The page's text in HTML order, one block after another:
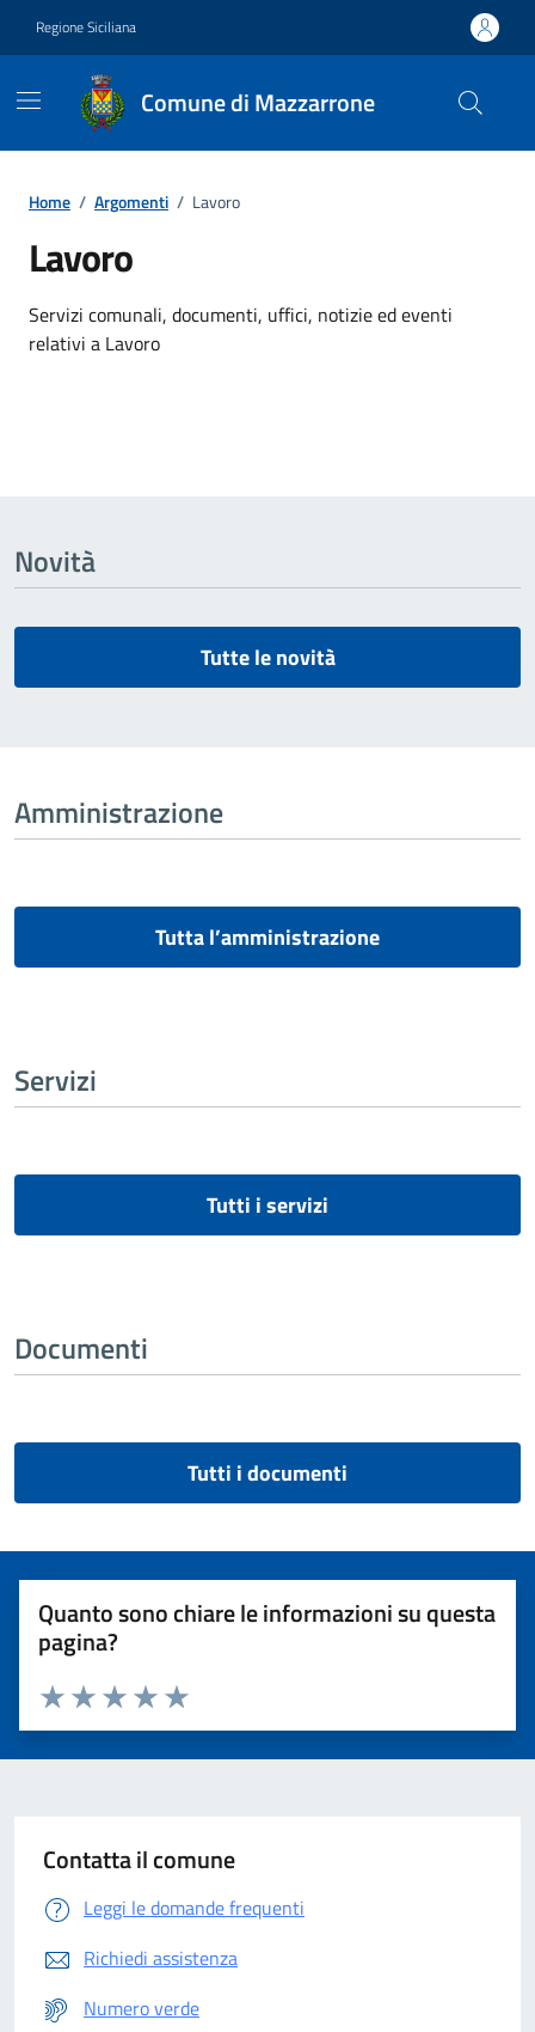
Regione Siciliana
Comune di Mazzarrone
Home / Argomenti / Lavoro
Lavoro
Dettagli dell'argomento
Servizi comunali, documenti, uffici, notizie ed eventi
relativi a Lavoro
Novità
Tutte le novità
Amministrazione
Tutta l’amministrazione
Servizi
Tutti i servizi
Documenti
Tutti i documenti
Quanto sono chiare le informazioni su questa
pagina?
Valuta 5 stelle su 5
Valuta 4 stelle su 5
Valuta 3 stelle su 5
Valuta 2 stelle su 5
Valuta 1 stelle su 5
Contatta il comune
Leggi le domande frequenti
Richiedi assistenza
Numero verde